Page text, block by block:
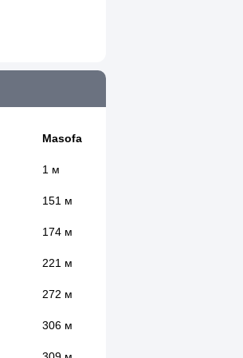
Masofa
1 м
151 м
174 м
221 м
272 м
306 м